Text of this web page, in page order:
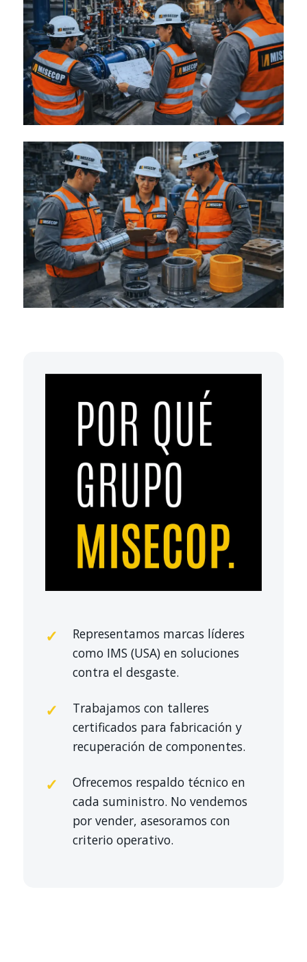
Representamos marcas líderes
como IMS (USA) en soluciones
contra el desgaste.
Trabajamos con talleres
certificados para fabricación y
recuperación de componentes.
Ofrecemos respaldo técnico en
cada suministro. No vendemos
por vender, asesoramos con
criterio operativo.